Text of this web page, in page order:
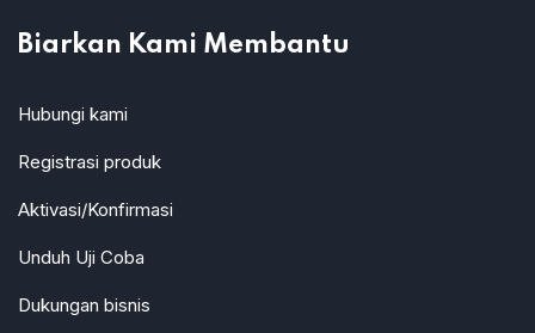
Biarkan Kami Membantu
Hubungi kami
Registrasi produk
Aktivasi/Konfirmasi
Unduh Uji Coba
Dukungan bisnis